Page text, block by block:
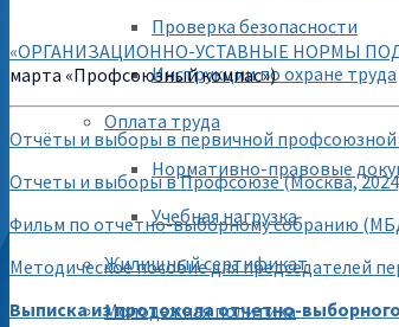
Проверка безопасности
Инструкции по охране труда
Оплата труда
Нормативно-правовые
Учебная нагрузка
Жилищный сертификат
Молодежная политика
«ОРГАНИЗАЦИОННО-УСТАВНЫЕ НОРМЫ
марта «Профсоюзный компас»)
Отчёты и выборы в первичной профсоюзной
Отчеты и выборы в Профсоюзе (Москва,
Фильм по отчетно-выборному собранию
Методическое пособие для председателей
Выписка из протокола отчетно-